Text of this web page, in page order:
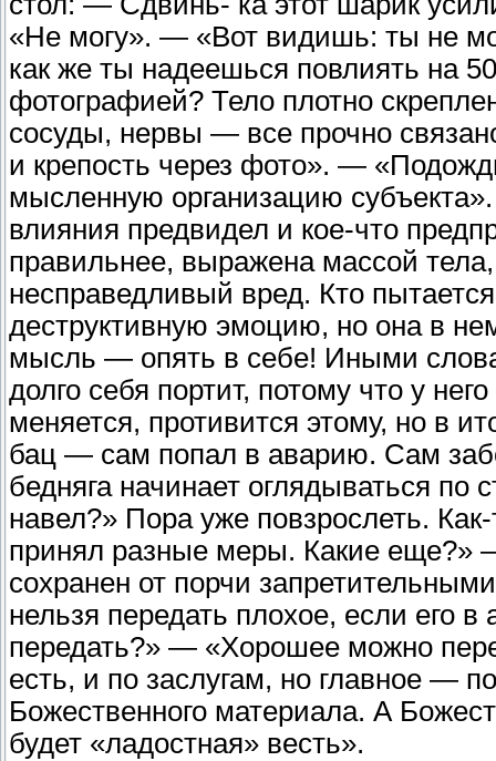
«Не могу». — «Вот видишь: ты не
как же ты надеешься повлиять на
фотографией? Тело плотно
сосуды, нервы — все прочно
и крепость через фото». —
мысленную организацию
влияния предвидел и кое-что
правильнее, выражена массой
несправедливый вред. Кто
деструктивную эмоцию, но она в
мысль — опять в себе! Иными
долго себя портит, потому что у
меняется, противится этому, но в
бац — сам попал в аварию. Сам
бедняга начинает оглядываться по
навел?» Пора уже повзрослеть.
принял разные меры. Какие еще?»
сохранен от порчи
нельзя передать плохое, если его
передать?» — «Хорошее можно
есть, и по заслугам, но главное —
Божественного материала. А
будет «ладостная» весть».